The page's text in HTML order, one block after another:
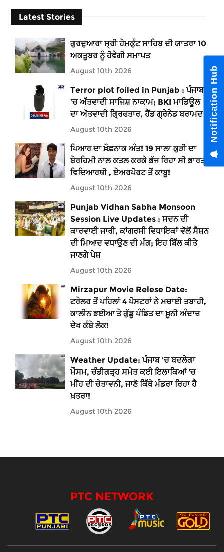
Latest Stories
ਗੁਰਦੁਆਰਾ ਸ੍ਰੀ ਹੇਮਕੁੰਟ ਸਾਹਿਬ ਦੀ ਯਾਤਰਾ 10
ਅਕਤੂਬਰ ਨੂੰ ਹੋਵੇਗੀ ਸਮਾਪਤ
August 10th 2026
Terror plot foiled in Punjab : ਪੰਜਾਬ
’ਚ ਅੱਤਵਾਦੀ ਸਾਜਿਸ਼ ਨਾਕਾਮ; BKI ਮਾਡਿਊਲ
ਦਾ ਅੱਤਵਾਦੀ ਗ੍ਰਿਫਤਾਰ, ਹੈਂਡ ਗ੍ਰੇਨੇਡ ਬਰਾਮਦ
August 10th 2026
ਪਿਆਰ ਦਾ ਖ਼ੌਫ਼ਨਾਕ ਅੰਤ! 19 ਸਾਲਾ ਕੁੜੀ ਦਾ
ਬੇਰਹਿਮੀ ਨਾਲ ਕਤਲ ਕਰਕੇ ਭੱਜ ਰਿਹਾ ਸੀ ਭਾਰਤੀ
ਵਿਦਿਆਰਥੀ , ਏਅਰਪੋਰਟ ਤੋਂ ਕਾਬੂ!
August 10th 2026
Punjab Vidhan Sabha Monsoon
Session Live Updates : ਸਦਨ ਦੀ
ਕਾਰਵਾਈ ਜਾਰੀ, ਕਾਂਗਰਸੀ ਵਿਧਾਇਕਾਂ ਵੱਲੋਂ ਸੈਸ਼ਨ
ਦੀ ਮਿਆਦ ਵਧਾਉਣ ਦੀ ਮੰਗ; ਇਹ ਬਿੱਲ ਕੀਤੇ
ਜਾਣਗੇ ਪੇਸ਼
August 10th 2026
Mirzapur Movie Relese Date:
ਟਰੇਲਰ ਤੋਂ ਪਹਿਲਾਂ 4 ਪੋਸਟਰਾਂ ਨੇ ਮਚਾਈ ਤਬਾਹੀ,
ਕਾਲੀਨ ਭਈਆ ਤੇ ਗੁੱਡੂ ਪੰਡਿਤ ਦਾ ਖ਼ੂਨੀ ਅੰਦਾਜ਼
ਦੇਖ ਕੰਬੇ ਲੋਕ!
August 10th 2026
Weather Update: ਪੰਜਾਬ 'ਚ ਬਦਲੇਗਾ
ਮੌਸਮ, ਚੰਡੀਗੜ੍ਹ ਸਮੇਤ ਕਈ ਇਲਾਕਿਆਂ 'ਚ
ਮੀਂਹ ਦੀ ਚੇਤਾਵਨੀ, ਜਾਣੋ ਕਿੱਥੇ ਮੰਡਰਾ ਰਿਹਾ ਹੈ
ਖ਼ਤਰਾ!
August 10th 2026
PTC NETWORK
Notification Hub